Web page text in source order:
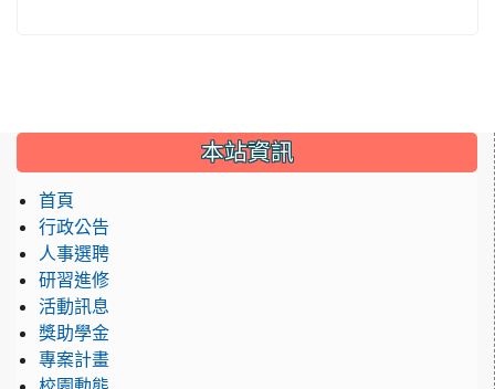
本站資訊
首頁
行政公告
人事選聘
研習進修
活動訊息
獎助學金
專案計畫